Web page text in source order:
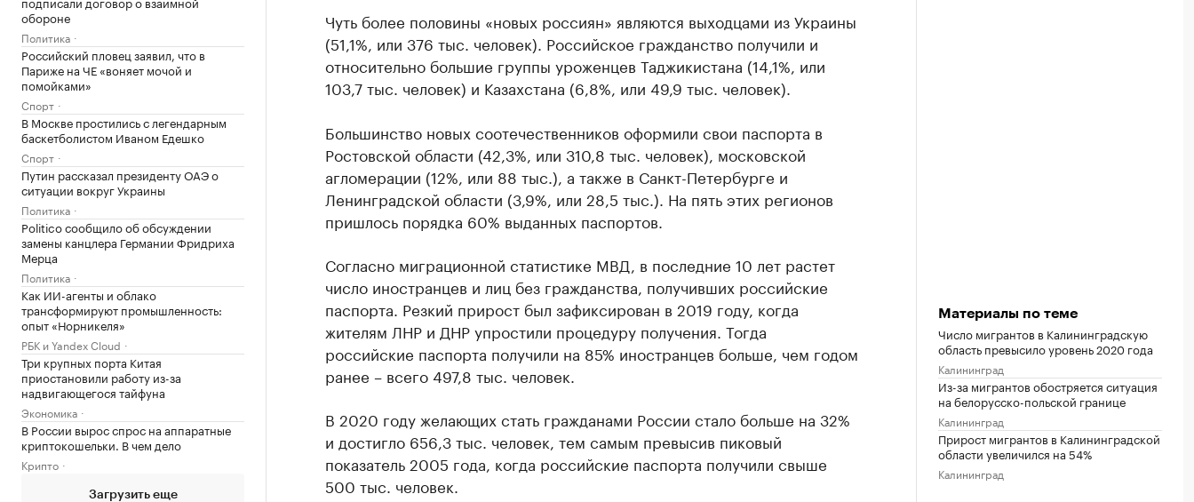
обороне
Политика
Российский пловец заявил, что в
Париже на ЧЕ «воняет мочой и
помойками»
Спорт
В Москве простились с легендарным
баскетболистом Иваном Едешко
Спорт
Путин рассказал президенту ОАЭ о
ситуации вокруг Украины
Политика
Politico сообщило об обсуждении
замены канцлера Германии Фридриха
Мерца
Политика
Как ИИ-агенты и облако
трансформируют промышленность:
опыт «Норникеля»
РБК и Yandex Cloud
Три крупных порта Китая
приостановили работу из-за
надвигающегося тайфуна
Экономика
В России вырос спрос на аппаратные
криптокошельки. В чем дело
Крипто
Загрузить еще
Чуть более половины «новых россиян» являются выходцами из Украины
(51,1%, или 376 тыс. человек). Российское гражданство получили и
относительно большие группы уроженцев Таджикистана (14,1%, или
103,7 тыс. человек) и Казахстана (6,8%, или 49,9 тыс. человек).
Большинство новых соотечественников оформили свои паспорта в
Ростовской области (42,3%, или 310,8 тыс. человек), московской
агломерации (12%, или 88 тыс.), а также в Санкт-Петербурге и
Ленинградской области (3,9%, или 28,5 тыс.). На пять этих регионов
пришлось порядка 60% выданных паспортов.
Согласно миграционной статистике МВД, в последние 10 лет растет
число иностранцев и лиц без гражданства, получивших российские
паспорта. Резкий прирост был зафиксирован в 2019 году, когда
жителям ЛНР и ДНР упростили процедуру получения. Тогда
российские паспорта получили на 85% иностранцев больше, чем годом
ранее – всего 497,8 тыс. человек.
В 2020 году желающих стать гражданами России стало больше на 32%
и достигло 656,3 тыс. человек, тем самым превысив пиковый
показатель 2005 года, когда российские паспорта получили свыше
500 тыс. человек.
Материалы по теме
Число мигрантов в Калининградскую
область превысило уровень 2020 года
Калининград
Из-за мигрантов обостряется ситуация
на белорусско-польской границе
Калининград
Прирост мигрантов в Калининградской
области увеличился на 54%
Калининград